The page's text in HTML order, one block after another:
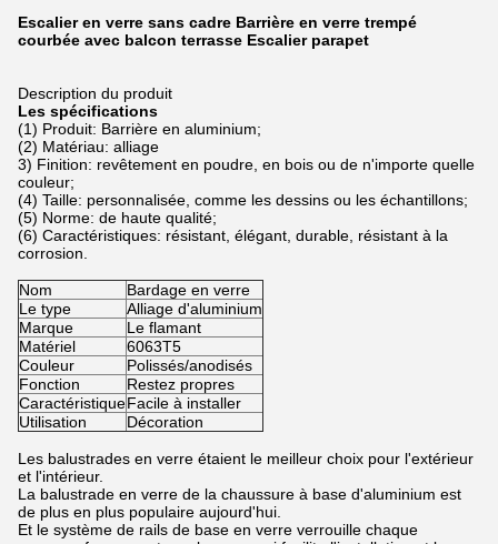
Escalier en verre sans cadre Barrière en verre trempé
courbée avec balcon terrasse Escalier parapet
Description du produit
Les spécifications
(1) Produit: Barrière en aluminium;
(2) Matériau: alliage
3) Finition: revêtement en poudre, en bois ou de n'importe quelle
couleur;
(4) Taille: personnalisée, comme les dessins ou les échantillons;
(5) Norme: de haute qualité;
(6) Caractéristiques: résistant, élégant, durable, résistant à la
corrosion.
Nom
Bardage en verre
Le type
Alliage d'aluminium
Marque
Le flamant
Matériel
6063T5
Couleur
Polissés/anodisés
Fonction
Restez propres
CaractéristiqueFacile à installer
Utilisation
Décoration
Les balustrades en verre étaient le meilleur choix pour l'extérieur
et l'intérieur.
La balustrade en verre de la chaussure à base d'aluminium est
de plus en plus populaire aujourd'hui.
Et le système de rails de base en verre verrouille chaque